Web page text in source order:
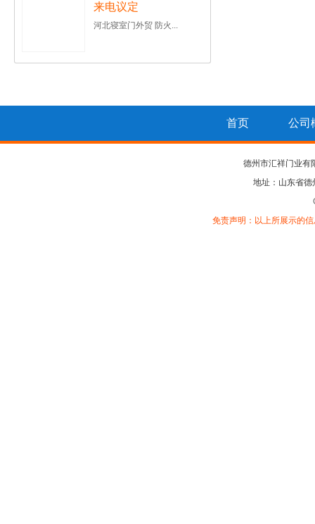
来电议定
河北寝室门外贸 防火...
首页 公司
德州市汇祥门业有
地址：山东省德
免责声明：以上所展示的